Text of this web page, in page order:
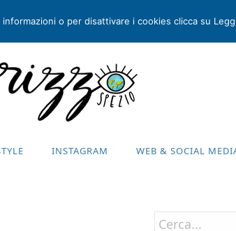
INSTAGRAM WEB & SOCIAL
INSTAGRAM WEB & SOCIAL
o per disattivare i cookies clicca su